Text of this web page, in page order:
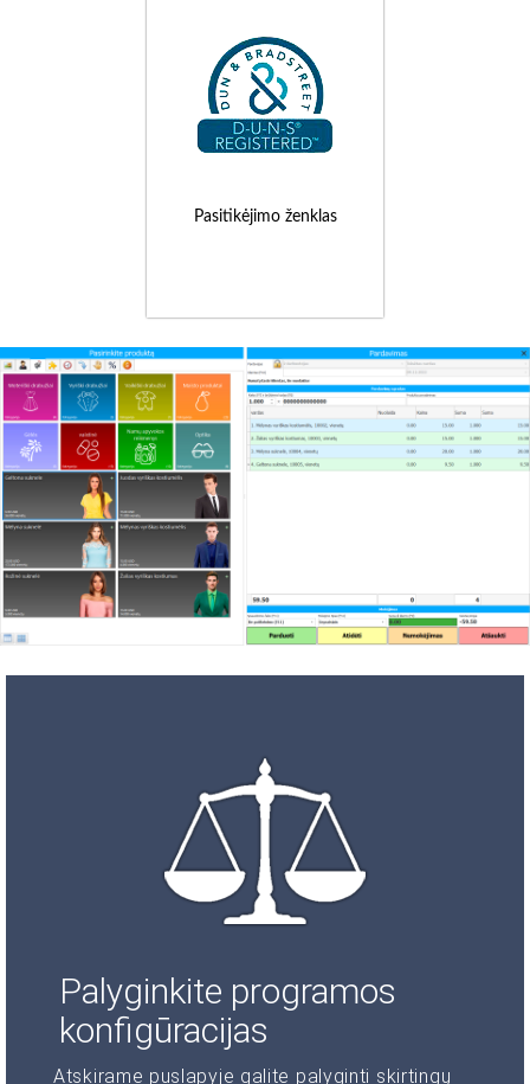
Pasitikėjimo ženklas
Palyginkite programos
konfigūracijas
Atskirame puslapyje galite palyginti skirtingų